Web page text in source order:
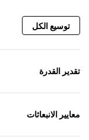
توسيع الكل
تقدير القدرة
معايير الانبعاثات